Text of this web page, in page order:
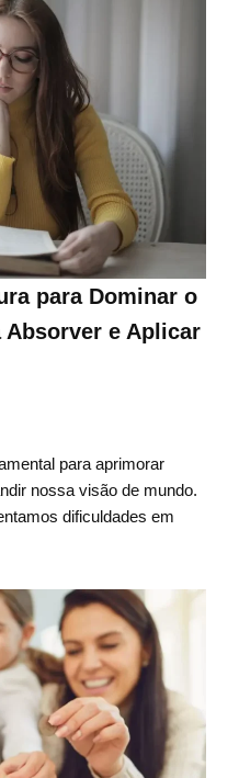
para Dominar o
Absorver e Aplicar
para aprimorar
nossa visão de mundo.
dificuldades em